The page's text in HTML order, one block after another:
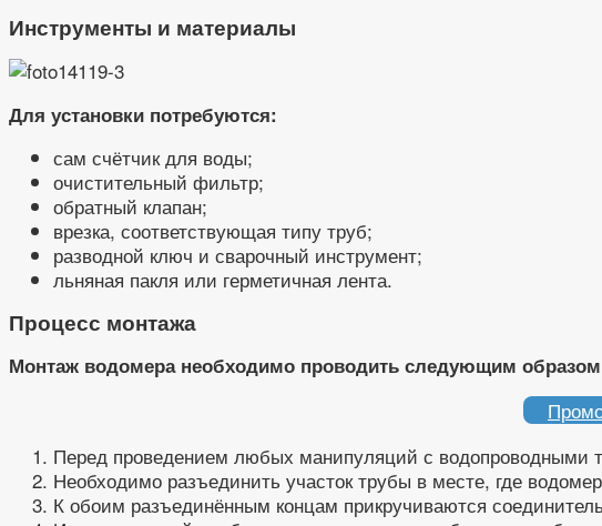
Инструменты и материалы
Для установки потребуются:
сам счётчик для воды;
очистительный фильтр;
обратный клапан;
врезка, соответствующая типу труб;
разводной ключ и сварочный инструмент;
льняная пакля или герметичная лента.
Процесс монтажа
Монтаж водомера необходимо проводить следующим
Перед проведением любых манипуляций с водопроводными
Необходимо разъединить участок трубы в месте, где
К обоим разъединённым концам прикручиваются